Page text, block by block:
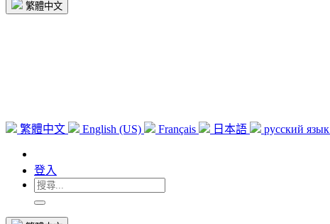
繁體中文
繁體中文 English (US) Français 日本語 русский язык
登入